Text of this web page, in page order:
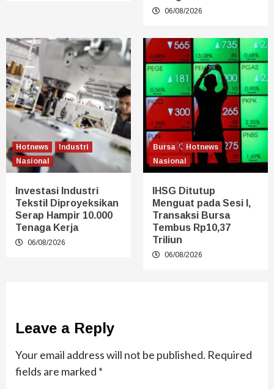
06/08/2026
Hotnews
Industri
Nasional
Investasi Industri
Tekstil Diproyeksikan
Serap Hampir 10.000
Tenaga Kerja
06/08/2026
Bursa
Hotnews
Nasional
IHSG Ditutup
Menguat pada Sesi I,
Transaksi Bursa
Tembus Rp10,37
Triliun
06/08/2026
Leave a Reply
Your email address will not be published. Required
fields are marked *